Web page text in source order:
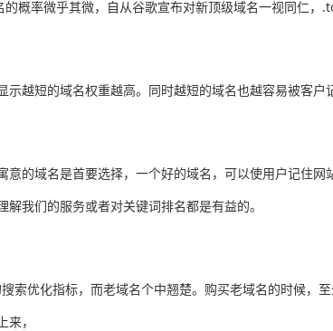
概率微乎其微，自从谷歌宣布对新顶级域名一视同仁，
示越短的域名权重越高。同时越短的域名也越容易被客户
意的域名是首要选择，一个好的域名，可以使用户记住
我们的服务或者对关键词排名都是有益的。
索优化指标，而老域名个中翘楚。购买老域名的时候，
，